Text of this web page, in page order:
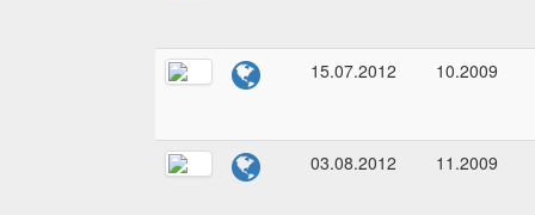
15.07.2012 10.2009
03.08.2012 11.2009